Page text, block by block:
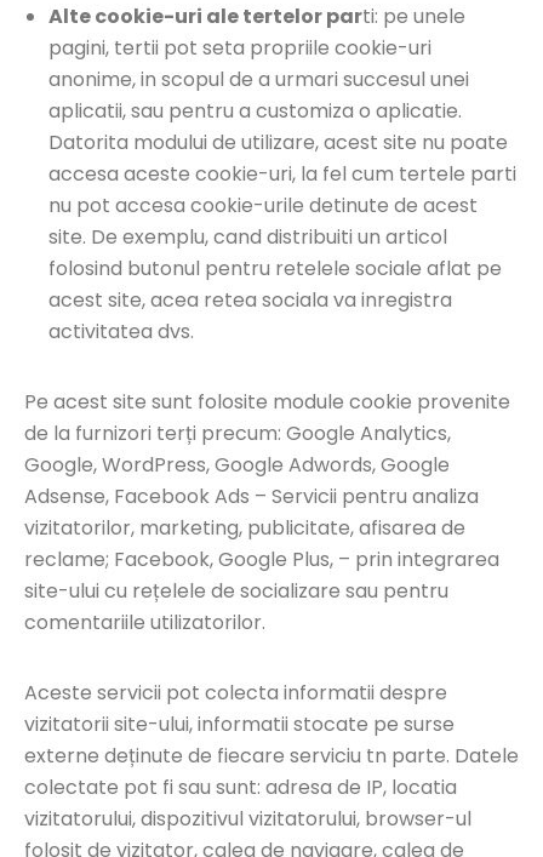
Alte cookie-uri ale tertelor parti: pe unele
pagini, tertii pot seta propriile cookie-uri
anonime, in scopul de a urmari succesul unei
aplicatii, sau pentru a customiza o aplicatie.
Datorita modului de utilizare, acest site nu poate
accesa aceste cookie-uri, la fel cum tertele parti
nu pot accesa cookie-urile detinute de acest
site. De exemplu, cand distribuiti un articol
folosind butonul pentru retelele sociale aflat pe
acest site, acea retea sociala va inregistra
activitatea dvs.
Pe acest site sunt folosite module cookie provenite
de la furnizori terți precum: Google Analytics,
Google, WordPress, Google Adwords, Google
Adsense, Facebook Ads – Servicii pentru analiza
vizitatorilor, marketing, publicitate, afisarea de
reclame; Facebook, Google Plus, – prin integrarea
site-ului cu rețelele de socializare sau pentru
comentariile utilizatorilor.
Aceste servicii pot colecta informatii despre
vizitatorii site-ului, informatii stocate pe surse
externe deținute de fiecare serviciu tn parte. Datele
colectate pot fi sau sunt: adresa de IP, locatia
vizitatorului, dispozitivul vizitatorului, browser-ul
folosit de vizitator, calea de navigare, calea de